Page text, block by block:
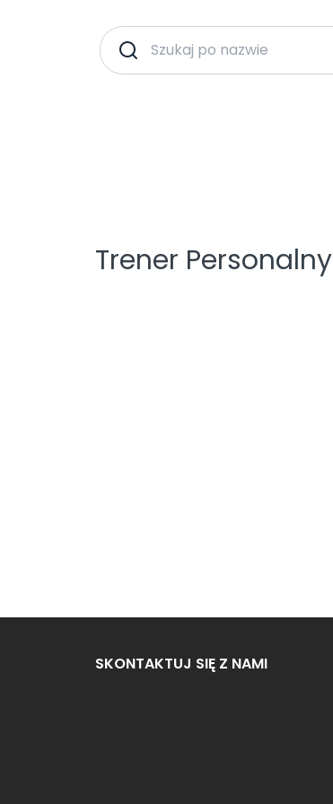
Trener Personalny
SKONTAKTUJ SIĘ Z NAMI